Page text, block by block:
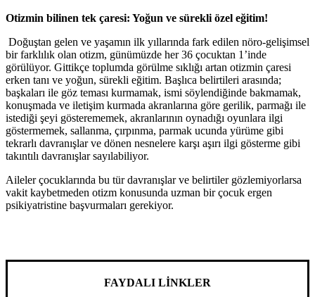
Otizmin bilinen tek çaresi: Yoğun ve sürekli özel eğitim!
Doğuştan gelen ve yaşamın ilk yıllarında fark edilen nöro-gelişimsel
bir farklılık olan otizm, günümüzde her 36 çocuktan 1’inde
görülüyor. Gittikçe toplumda görülme sıklığı artan otizmin çaresi
erken tanı ve yoğun, sürekli eğitim. Başlıca belirtileri arasında;
başkaları ile göz teması kurmamak, ismi söylendiğinde bakmamak,
konuşmada ve iletişim kurmada akranlarına göre gerilik, parmağı ile
istediği şeyi gösterememek, akranlarının oynadığı oyunlara ilgi
göstermemek, sallanma, çırpınma, parmak ucunda yürüme gibi
tekrarlı davranışlar ve dönen nesnelere karşı aşırı ilgi gösterme gibi
takıntılı davranışlar sayılabiliyor.
Aileler çocuklarında bu tür davranışlar ve belirtiler gözlemiyorlarsa
vakit kaybetmeden otizm konusunda uzman bir çocuk ergen
psikiyatristine başvurmaları gerekiyor.
FAYDALI LİNKLER